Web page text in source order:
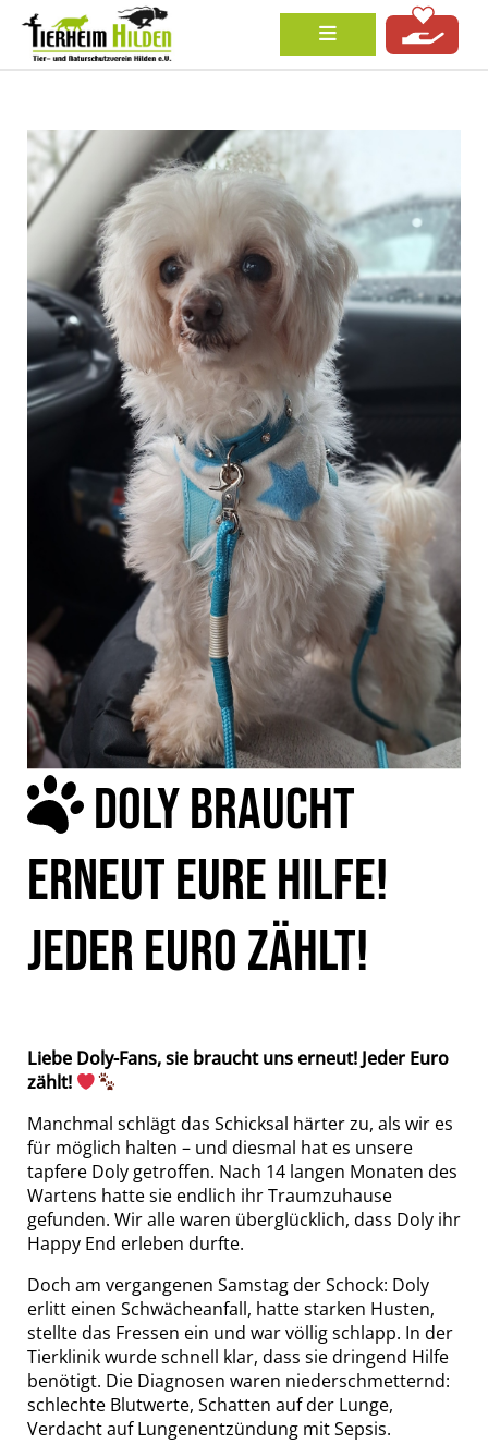
DOLY BRAUCHT
ERNEUT EURE HILFE!
JEDER EURO ZÄHLT!
Liebe Doly-Fans, sie braucht uns erneut! Jeder Euro
zählt!
Manchmal schlägt das Schicksal härter zu, als wir es
für möglich halten – und diesmal hat es unsere
tapfere Doly getroffen. Nach 14 langen Monaten des
Wartens hatte sie endlich ihr Traumzuhause
gefunden. Wir alle waren überglücklich, dass Doly ihr
Happy End erleben durfte.
Doch am vergangenen Samstag der Schock: Doly
erlitt einen Schwächeanfall, hatte starken Husten,
stellte das Fressen ein und war völlig schlapp. In der
Tierklinik wurde schnell klar, dass sie dringend Hilfe
benötigt. Die Diagnosen waren niederschmetternd:
schlechte Blutwerte, Schatten auf der Lunge,
Verdacht auf Lungenentzündung mit Sepsis.